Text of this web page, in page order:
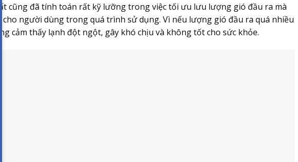
cũng đã tính toán rất kỹ lưỡng trong việc tối ưu lưu lượng gió đầu ra mà
cho người dùng trong quá trình sử dụng. Vì nếu lượng gió đầu ra quá nhiều
cảm thấy lạnh đột ngột, gây khó chịu và không tốt cho sức khỏe.